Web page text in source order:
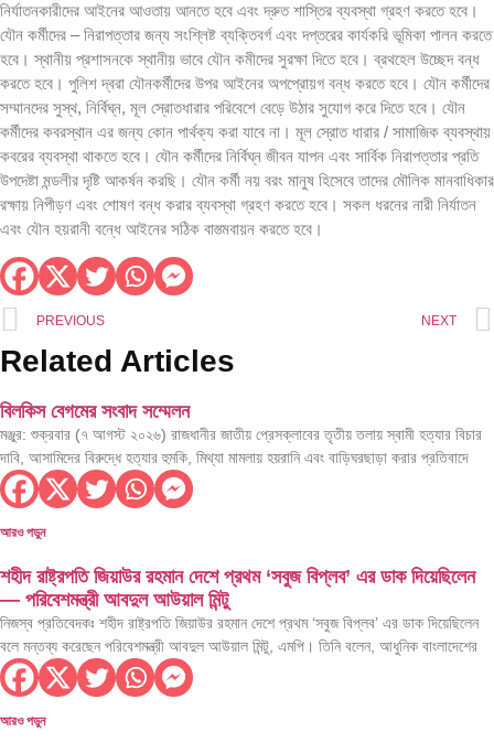
নির্যাতনকারীদের আইনের আওতায় আনতে হবে এবং দ্রুত শাস্তির ব্যবস্থা গ্রহণ করতে হবে।
যৌন কর্মীদের – নিরাপত্তার জন্য সংশ্লিষ্ট ব্যক্তিবর্গ এবং দপ্তরের কার্যকরি ভূমিকা পালন করতে
হবে। স্থানীয় প্রশাসনকে স্থানীয় ভাবে যৌন কমীদের সুরক্ষা দিতে হবে। ব্রথহেল উচ্ছেদ বন্ধ
করতে হবে। পুলিশ দ্বরা যৌনকর্মীদের উপর আইনের অপপ্রোয়গ বন্ধ করতে হবে। যৌন কর্মীদের
সম্মানদের সুস্থ, নির্বিঘ্ন, মূল স্রোতধারার পরিবেশে বেড়ে উঠার সুযোগ করে দিতে হবে। যৌন
কর্মীদের কবরস্থান এর জন্য কোন পার্থক্য করা যাবে না। মূল স্রোত ধারার / সামাজিক ব্যবস্থায়
কবরের ব্যবস্থা থাকতে হবে। যৌন কর্মীদের নির্বিঘ্ন জীবন যাপন এবং সার্বিক নিরাপত্তার প্রতি
উপদেষ্টা মন্ডলীর দৃষ্টি আকর্ষন করছি। যৌন কর্মী নয় বরং মানুষ হিসেবে তাদের মৌলিক মানবাধিকার
রক্ষায় নিপীড়ণ এবং শোষণ বন্ধ করার ব্যবস্থা গ্রহণ করতে হবে। সকল ধরনের নারী নির্যাতন
এবং যৌন হয়রানী বন্ধে আইনের সঠিক বাস্ত্মবায়ন করতে হবে।
PREVIOUS NEXT
Related Articles
বিলকিস বেগমের সংবাদ সম্মেলন
মঞ্জুর: শুক্রবার (৭ আগস্ট ২০২৬) রাজধানীর জাতীয় প্রেসক্লাবের তৃতীয় তলায় স্বামী হত্যার বিচার
দাবি, আসামিদের বিরুদ্ধে হত্যার হুমকি, মিথ্যা মামলায় হয়রানি এবং বাড়িঘরছাড়া করার প্রতিবাদে
আরও পড়ুন
শহীদ রাষ্ট্রপতি জিয়াউর রহমান দেশে প্রথম ‘সবুজ বিপ্লব’ এর ডাক দিয়েছিলেন
— পরিবেশমন্ত্রী আবদুল আউয়াল মিন্টু
নিজস্ব প্রতিবেদকঃ শহীদ রাষ্ট্রপতি জিয়াউর রহমান দেশে প্রথম ‘সবুজ বিপ্লব’ এর ডাক দিয়েছিলেন
বলে মন্তব্য করেছেন পরিবেশমন্ত্রী আবদুল আউয়াল মিন্টু, এমপি। তিনি বলেন, আধুনিক বাংলাদেশের
আরও পড়ুন